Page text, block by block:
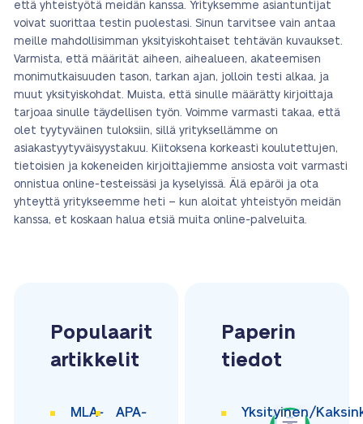
että yhteistyötä meidän kanssa. Yrityksemme asiantuntijat
voivat suorittaa testin puolestasi. Sinun tarvitsee vain antaa
meille mahdollisimman yksityiskohtaiset tehtävän kuvaukset.
Varmista, että määrität aiheen, aihealueen, akateemisen
monimutkaisuuden tason, tarkan ajan, jolloin testi alkaa, ja
muut yksityiskohdat. Muista, että sinulle määrätty kirjoittaja
tarjoaa sinulle täydellisen työn. Voimme varmasti takaa, että
olet tyytyväinen tuloksiin, sillä yrityksellämme on
asiakastyytyväisyystakuu. Kiitoksena korkeasti koulutettujen,
tietoisien ja kokeneiden kirjoittajiemme ansiosta voit varmasti
onnistua online-testeissäsi ja kyselyissä. Älä epäröi ja ota
yhteyttä yritykseemme heti – kun aloitat yhteistyön meidän
kanssa, et koskaan halua etsiä muita online-palveluita.
Populaarit
artikkelit
MLA-
APA-
Paperin
tiedot
Yksityinen/